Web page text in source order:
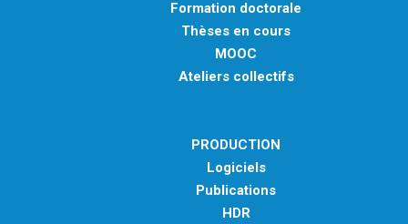
Formation doctorale
Thèses en cours
MOOC
Ateliers collectifs
PRODUCTION
Logiciels
Publications
HDR